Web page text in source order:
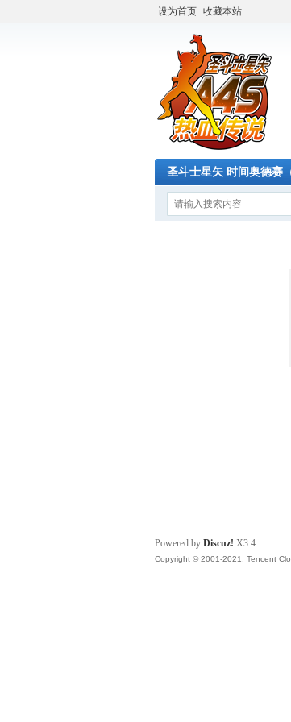
设为首页 收藏本站
圣斗士星矢 时间奥德赛
Powered by Discuz! X3.4
Copyright © 2001-2021, Tencent